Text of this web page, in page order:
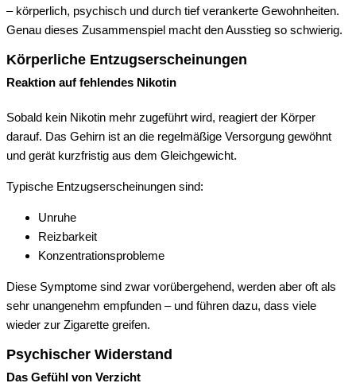
– körperlich, psychisch und durch tief verankerte Gewohnheiten.
Genau dieses Zusammenspiel macht den Ausstieg so schwierig.
Körperliche Entzugserscheinungen
Reaktion auf fehlendes Nikotin
Sobald kein Nikotin mehr zugeführt wird, reagiert der Körper
darauf. Das Gehirn ist an die regelmäßige Versorgung gewöhnt
und gerät kurzfristig aus dem Gleichgewicht.
Typische Entzugserscheinungen sind:
Unruhe
Reizbarkeit
Konzentrationsprobleme
Diese Symptome sind zwar vorübergehend, werden aber oft als
sehr unangenehm empfunden – und führen dazu, dass viele
wieder zur Zigarette greifen.
Psychischer Widerstand
Das Gefühl von Verzicht